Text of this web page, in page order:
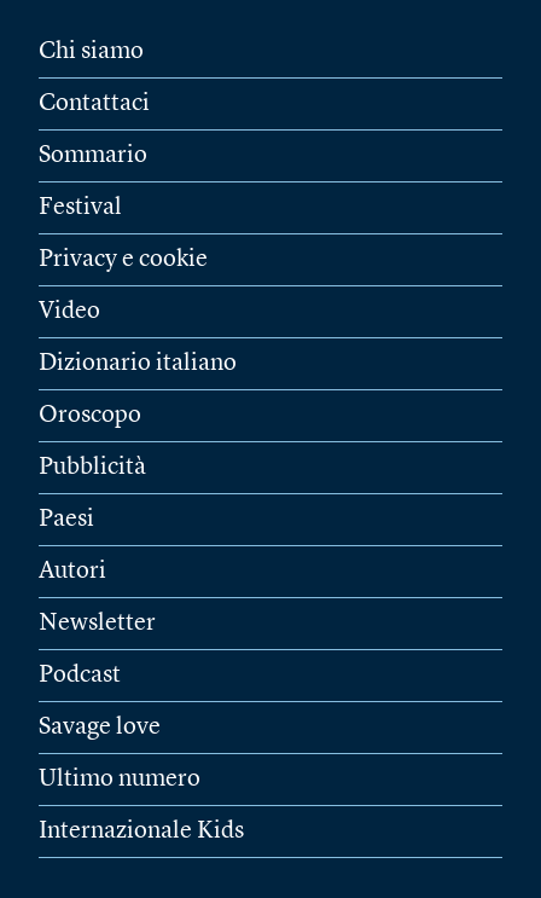
Chi siamo
Contattaci
Sommario
Festival
Privacy e cookie
Video
Dizionario italiano
Oroscopo
Pubblicità
Paesi
Autori
Newsletter
Podcast
Savage love
Ultimo numero
Internazionale Kids